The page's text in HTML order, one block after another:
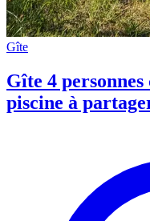
Gîte
Gîte 4
piscine à